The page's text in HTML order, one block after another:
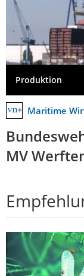
Produktion
Maritime
MV